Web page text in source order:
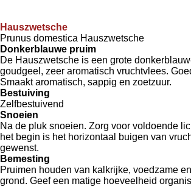
Hauszwetsche
Prunus domestica Hauszwetsche
Donkerblauwe pruim
De Hauszwetsche is een grote
goudgeel, zeer aromatisch vruchtvlees.
Smaakt aromatisch, sappig en zoetzuur.
Bestuiving
Zelfbestuivend
Snoeien
Na de pluk snoeien. Zorg voor voldoende
het begin is het horizontaal buigen van
gewenst.
Bemesting
Pruimen houden van kalkrijke, voedzame
grond. Geef een matige hoeveelheid